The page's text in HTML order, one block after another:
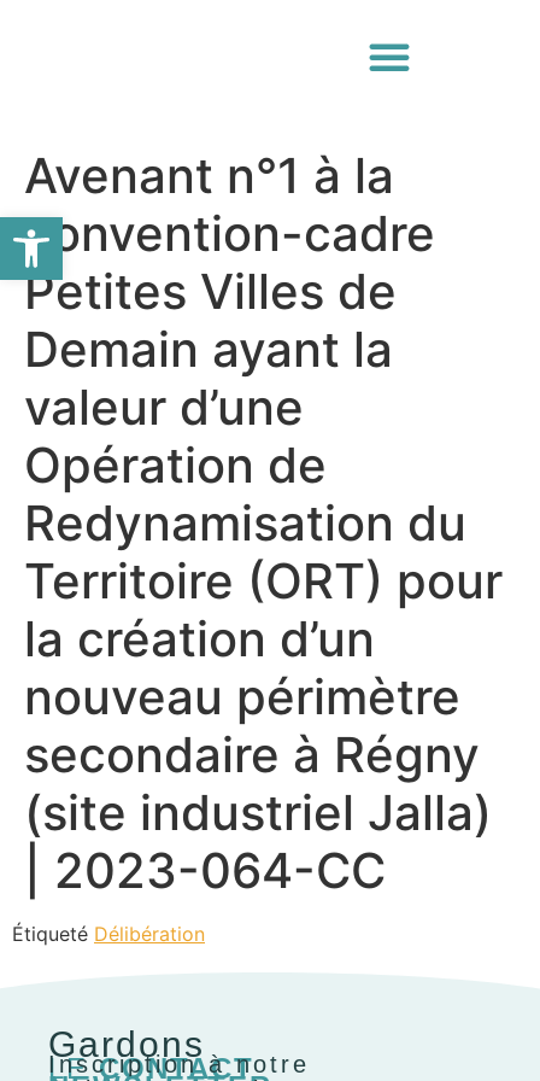
Avenant n°1 à la
convention-cadre
Petites Villes de
Demain ayant la
valeur d’une
Opération de
Redynamisation du
Territoire (ORT) pour
la création d’un
nouveau périmètre
secondaire à Régny
(site industriel Jalla)
| 2023-064-CC
Étiqueté Délibération
Gardons
LECONTACT
Inscription à notre
Ouvrir la barre d’outils